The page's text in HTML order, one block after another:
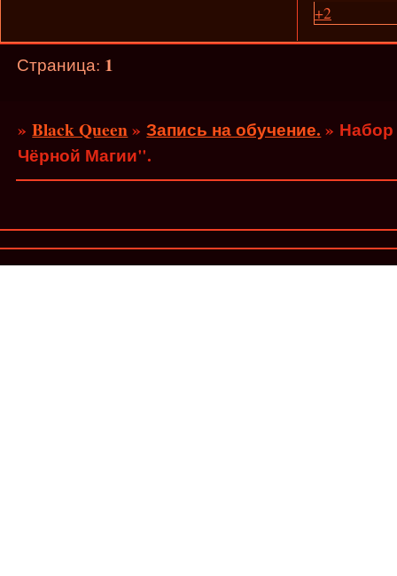
+2
Страница: 1
»Black Queen»Запись на обучение. » Набор
Чёрной Магии".